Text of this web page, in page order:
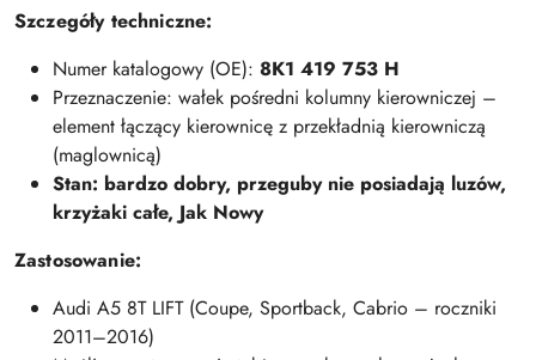
Szczegóły techniczne:
Numer katalogowy (OE): 8K1 419 753 H
Przeznaczenie: wałek pośredni kolumny kierowniczej –
element łączący kierownicę z przekładnią kierowniczą
(maglownicą)
Stan: bardzo dobry, przeguby nie posiadają luzów,
krzyżaki całe, Jak Nowy
Zastosowanie:
Audi A5 8T LIFT (Coupe, Sportback, Cabrio – roczniki
2011–2016)